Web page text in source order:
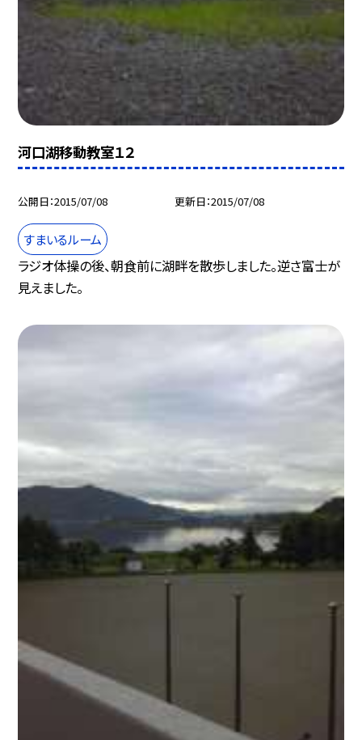
河口湖移動教室１２
公開日 2015/07/08 更新日 2015/07/08
すまいるルーム
ラジオ体操の後、朝食前に湖畔を散歩しました。逆さ富士が
見えました。